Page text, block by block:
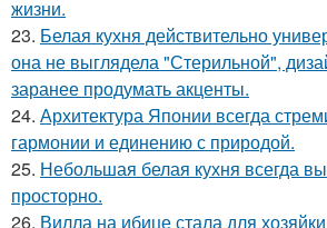
жизни.
23. Белая кухня действительно
она не выглядела "Стерильной",
заранее продумать акценты.
24. Архитектура Японии всегда
гармонии и единению с природой.
25. Небольшая белая кухня всегда
просторно.
26. Вилла на ибице стала для